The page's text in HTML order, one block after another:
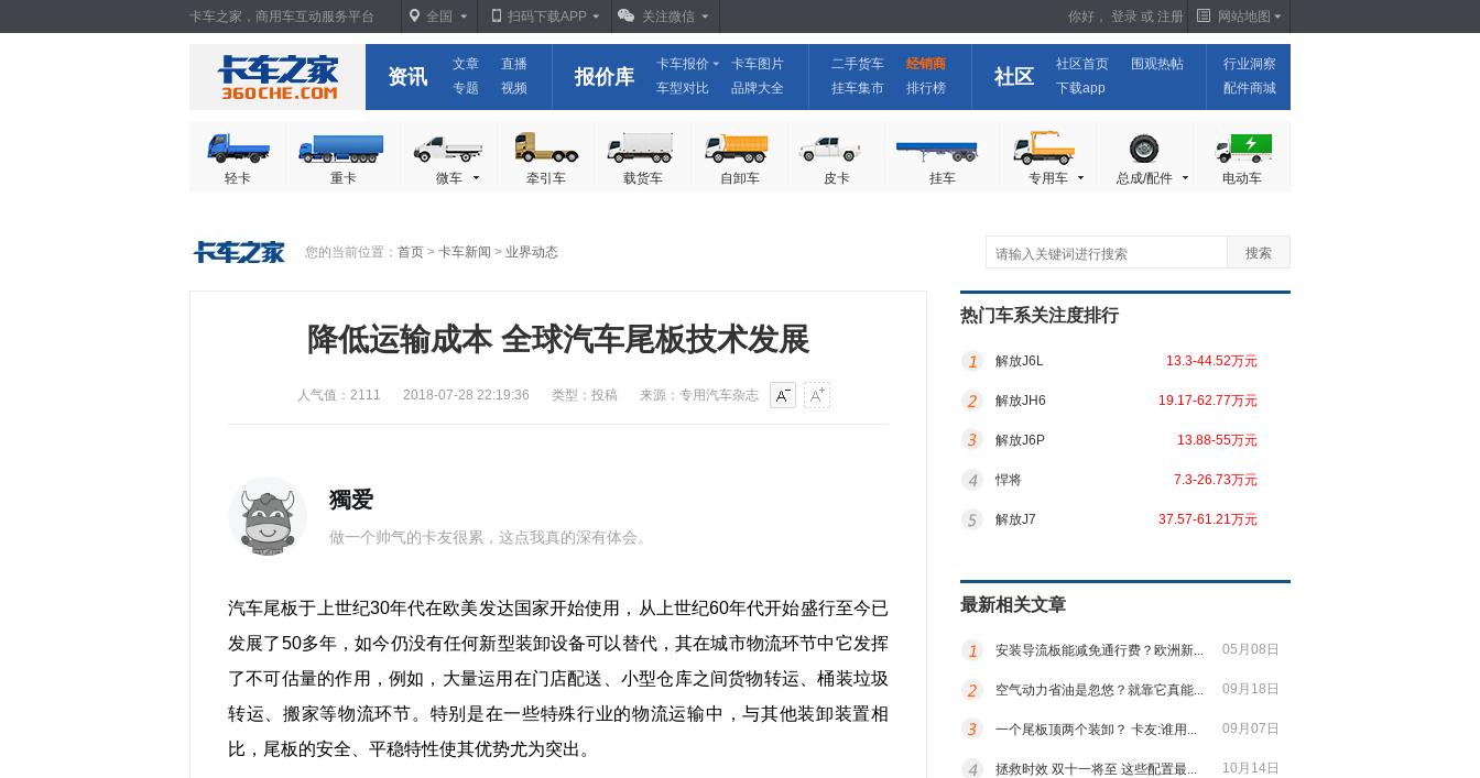
你好， 登录 或 注册 网站地图
卡车之家，商用车互动服务平台 全国 扫码下载APP 关注微信
资讯
文章
直播
专题
视频 报价库
卡车报价
卡车图片
车型对比
品牌大全
二手货车
经销商
挂车集市
排行榜 社区
社区首页
围观热帖
下载app
行业洞察
配件商城
轻卡 重卡 微车 牵引车 载货车 自卸车 皮卡 挂车 专用车 总成/配件 电动车
您的当前位置： 首页 > 卡车新闻 > 业界动态
降低运输成本 全球汽车尾板技术发展
人气值：2111 2018-07-28 22:19:36 类型：投稿 来源：专用汽车杂志
獨爱
做一个帅气的卡友很累，这点我真的深有体会。
汽车尾板于上世纪30年代在欧美发达国家开始使用，从上世纪60年代开始盛行至今已
发展了50多年，如今仍没有任何新型装卸设备可以替代，其在城市物流环节中它发挥
了不可估量的作用，例如，大量运用在门店配送、小型仓库之间货物转运、桶装垃圾
转运、搬家等物流环节。特别是在一些特殊行业的物流运输中，与其他装卸装置相
比，尾板的安全、平稳特性使其优势尤为突出。
热门车系关注度排行
解放J6L 13.3-44.52万元
解放JH6 19.17-62.77万元
解放J6P 13.88-55万元
悍将 7.3-26.73万元
解放J7 37.57-61.21万元
最新相关文章
安装导流板能减免通行费？欧洲新... 05月08日
空气动力省油是忽悠？就靠它真能... 09月18日
一个尾板顶两个装卸？ 卡友:谁用... 09月07日
拯救时效 双十一将至 这些配置最... 10月14日